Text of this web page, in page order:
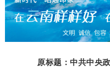
原标题：中共中央